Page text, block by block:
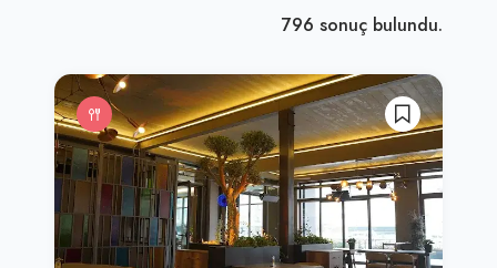
796 sonuç bulundu.